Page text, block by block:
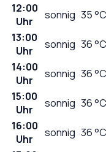
12:00
Uhr
sonnig 35°C
13:00
Uhr
sonnig 36°C
14:00
Uhr
sonnig 36°C
15:00
Uhr
sonnig 36°C
16:00
Uhr
sonnig 36°C